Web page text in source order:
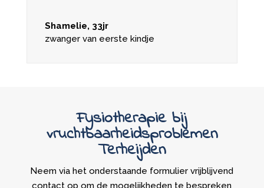
Shamelie, 33jr
zwanger van eerste kindje
Fysiotherapie bij
vruchtbaarheidsproblemen
Terheijden
Neem via het onderstaande formulier vrijblijvend
contact op om de mogelijkheden te bespreken